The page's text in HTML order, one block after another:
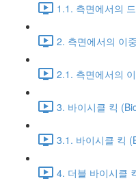
1.1. 측면에서의
2. 측면에서의 이
2.1. 측면에서의
3. 바이시클 킥
3.1. 바이시클 킥
4. 더블 바이시클